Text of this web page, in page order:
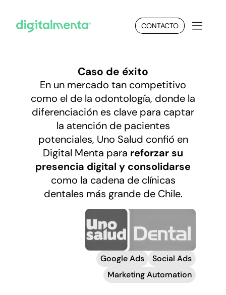
CONTACTO
Caso de éxito
En un mercado tan competitivo
como el de la odontología, donde la
diferenciación es clave para captar
la atención de pacientes
potenciales, Uno Salud confió en
Digital Menta para reforzar su
presencia digital y consolidarse
como la cadena de clínicas
dentales más grande de Chile.
Google Ads
Social Ads
Marketing Automation